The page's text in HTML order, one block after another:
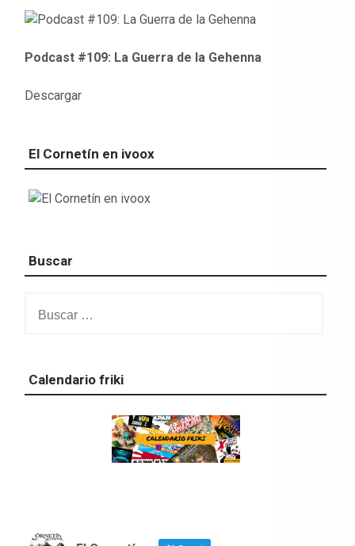
Podcast #109: La Guerra de la Gehenna
Descargar
El Cornetín en ivoox
Buscar
Calendario friki